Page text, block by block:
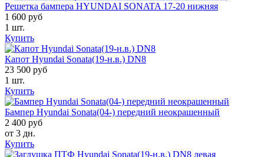
Решетка бампера HYUNDAI SONATA 17-20 нижняя
1 600 руб
1 шт.
Купить
Капот Hyundai Sonata(19-н.в.) DN8
23 500 руб
1 шт.
Купить
Бампер Hyundai Sonata(04-) передний неокрашенный
2 400 руб
от 3 дн.
Купить